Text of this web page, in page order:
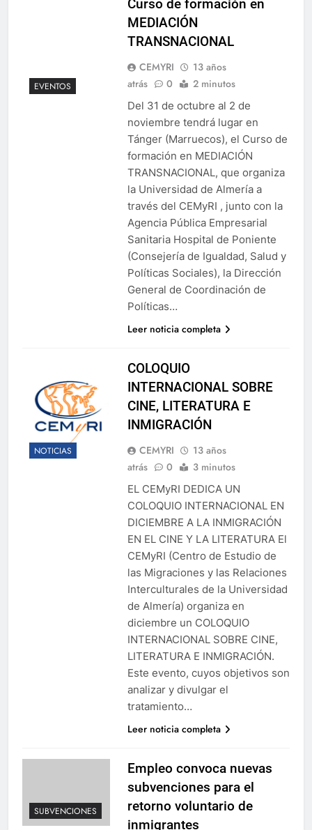
EVENTOS
Curso de formación en
MEDIACIÓN
TRANSNACIONAL
CEMYRI
13 años
atrás
0 2 minutos
Del 31 de octubre al 2 de
noviembre tendrá lugar en
Tánger (Marruecos), el Curso de
formación en MEDIACIÓN
TRANSNACIONAL, que organiza
la Universidad de Almería a
través del CEMyRI , junto con la
Agencia Pública Empresarial
Sanitaria Hospital de Poniente
(Consejería de Igualdad, Salud y
Políticas Sociales), la Dirección
General de Coordinación de
Políticas…
Leer noticia completa
NOTICIAS
COLOQUIO
INTERNACIONAL SOBRE
CINE, LITERATURA E
INMIGRACIÓN
CEMYRI
13 años
atrás
0 3 minutos
EL CEMyRI DEDICA UN
COLOQUIO INTERNACIONAL EN
DICIEMBRE A LA INMIGRACIÓN
EN EL CINE Y LA LITERATURA El
CEMyRI (Centro de Estudio de
las Migraciones y las Relaciones
Interculturales de la Universidad
de Almería) organiza en
diciembre un COLOQUIO
INTERNACIONAL SOBRE CINE,
LITERATURA E INMIGRACIÓN.
Este evento, cuyos objetivos son
analizar y divulgar el
tratamiento…
Leer noticia completa
SUBVENCIONES
Empleo convoca nuevas
subvenciones para el
retorno voluntario de
inmigrantes